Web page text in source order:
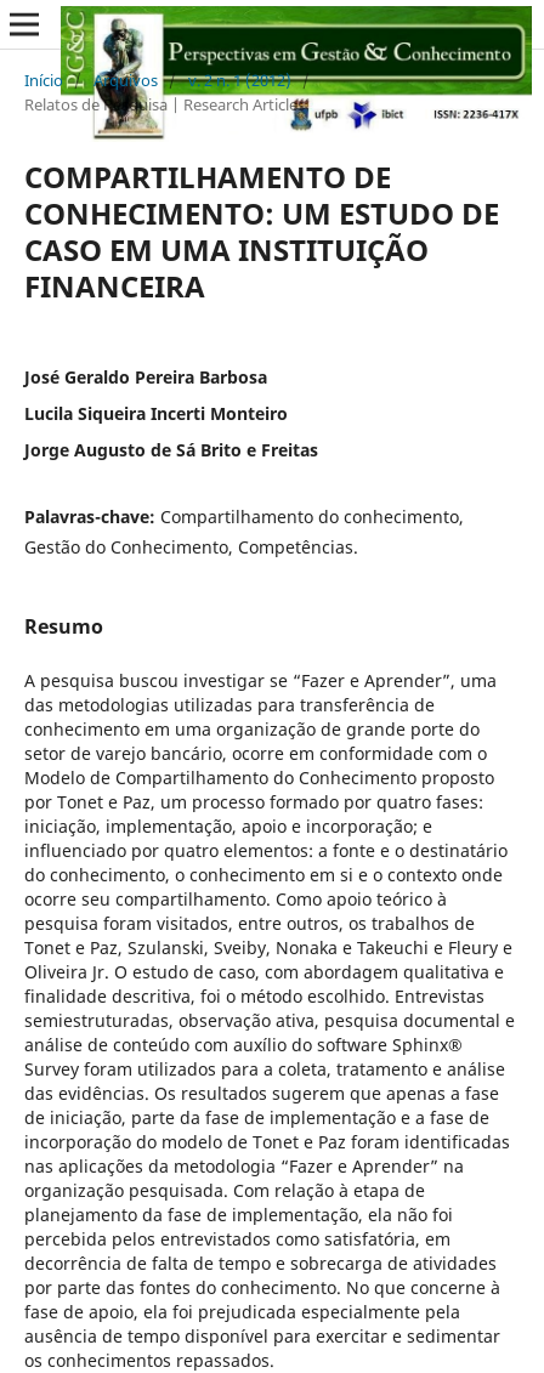
Início / Arquivos / v. 2 n. 1 (2012) /
Relatos de Pesquisa | Research Articles
COMPARTILHAMENTO DE
CONHECIMENTO: UM ESTUDO DE
CASO EM UMA INSTITUIÇÃO
FINANCEIRA
José Geraldo Pereira Barbosa
Lucila Siqueira Incerti Monteiro
Jorge Augusto de Sá Brito e Freitas
Palavras-chave: Compartilhamento do conhecimento,
Gestão do Conhecimento, Competências.
Resumo
A pesquisa buscou investigar se “Fazer e Aprender”, uma
das metodologias utilizadas para transferência de
conhecimento em uma organização de grande porte do
setor de varejo bancário, ocorre em conformidade com o
Modelo de Compartilhamento do Conhecimento proposto
por Tonet e Paz, um processo formado por quatro fases:
iniciação, implementação, apoio e incorporação; e
influenciado por quatro elementos: a fonte e o destinatário
do conhecimento, o conhecimento em si e o contexto onde
ocorre seu compartilhamento. Como apoio teórico à
pesquisa foram visitados, entre outros, os trabalhos de
Tonet e Paz, Szulanski, Sveiby, Nonaka e Takeuchi e Fleury e
Oliveira Jr. O estudo de caso, com abordagem qualitativa e
finalidade descritiva, foi o método escolhido. Entrevistas
semiestruturadas, observação ativa, pesquisa documental e
análise de conteúdo com auxílio do software Sphinx®
Survey foram utilizados para a coleta, tratamento e análise
das evidências. Os resultados sugerem que apenas a fase
de iniciação, parte da fase de implementação e a fase de
incorporação do modelo de Tonet e Paz foram identificadas
nas aplicações da metodologia “Fazer e Aprender” na
organização pesquisada. Com relação à etapa de
planejamento da fase de implementação, ela não foi
percebida pelos entrevistados como satisfatória, em
decorrência de falta de tempo e sobrecarga de atividades
por parte das fontes do conhecimento. No que concerne à
fase de apoio, ela foi prejudicada especialmente pela
ausência de tempo disponível para exercitar e sedimentar
os conhecimentos repassados.